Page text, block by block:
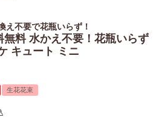
不要で花瓶いらず！
無料 水かえ不要！花瓶いらず
キュート ミニ
生花花束